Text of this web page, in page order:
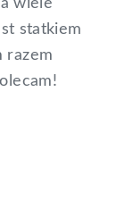
wiele
statkiem
razem